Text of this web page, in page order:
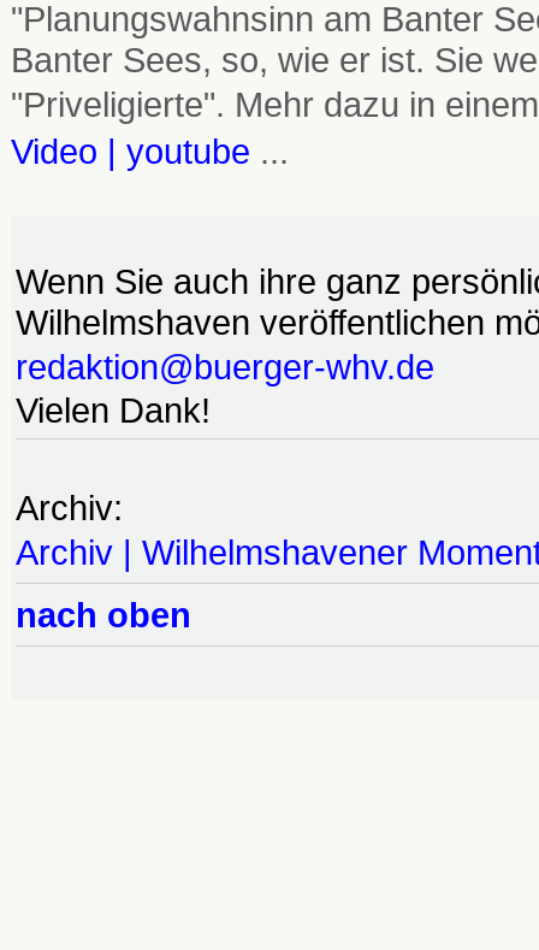
"Planungswahnsinn am Banter
Banter Sees, so, wie er ist. Sie
"Priveligierte". Mehr dazu in
Video | youtube ...
Wenn Sie auch ihre ganz
Wilhelmshaven veröffentlichen
redaktion@buerger-whv.de
Vielen Dank!
Archiv:
Archiv | Wilhelmshavener
nach oben